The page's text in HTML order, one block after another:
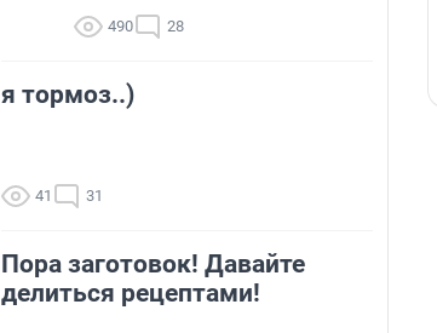
490 28
я тормоз..)
41 31
Пора заготовок! Давайте
делиться рецептами!